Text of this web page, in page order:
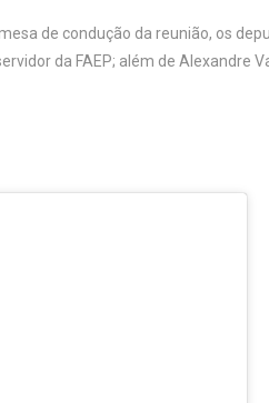
de condução da reunião, os
da FAEP; além de Alexandre